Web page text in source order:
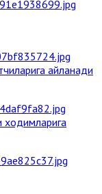
айланади
ходимларига